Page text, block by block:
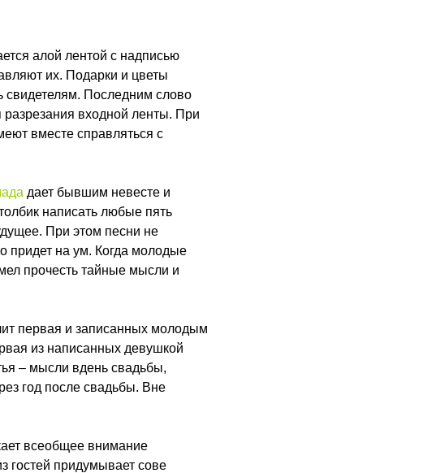
алой лентой с надписью
их. Подарки и цветы
свидетелям. Последним слово
входной ленты. При
вместе справляться с
дает бывшим невесте и
написать любые пять
При этом песни не
придет на ум. Когда молодые
прочесть тайные мысли и
первая и записанных молодым
из написанных девушкой
– мысли вдень свадьбы,
год после свадьбы. Вне
всеобщее внимание
гостей придумывает сове